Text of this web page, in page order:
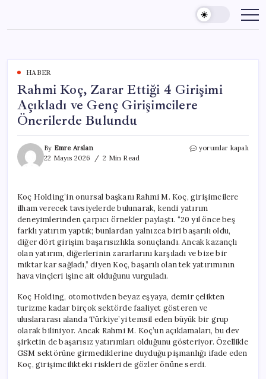
content
HABER
Rahmi Koç, Zarar Ettiği 4 Girişimi
Açıkladı ve Genç Girişimcilere
Önerilerde Bulundu
By Emre Arslan
22 Mayıs 2026
2 Min Read
Rahmi
Girişimi
Açıkladı
ve
Genç
Girişimcilere
Önerilerde
Bulundu
için
yorumlar kapalı
Koç Holding’in onursal başkanı Rahmi M. Koç, girişimcilere
ilham verecek tavsiyelerde bulunarak, kendi yatırım
deneyimlerinden çarpıcı örnekler paylaştı. “20 yıl önce beş
farklı yatırım yaptık; bunlardan yalnızca biri başarılı oldu,
diğer dört girişim başarısızlıkla sonuçlandı. Ancak kazançlı
olan yatırım, diğerlerinin zararlarını karşıladı ve bize bir
miktar kar sağladı,” diyen Koç, başarılı olan tek yatırımının
hava vinçleri işine ait olduğunu vurguladı.
Koç Holding, otomotivden beyaz eşyaya, demir çelikten
turizme kadar birçok sektörde faaliyet gösteren ve
uluslararası alanda Türkiye’yi temsil eden büyük bir grup
olarak biliniyor. Ancak Rahmi M. Koç’un açıklamaları, bu dev
şirketin de başarısız yatırımları olduğunu gösteriyor. Özellikle
GSM sektörüne girmediklerine duyduğu pişmanlığı ifade eden
Koç, girişimcilikteki riskleri de gözler önüne serdi.